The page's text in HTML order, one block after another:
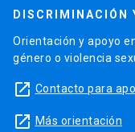
DISCRIMINACIÓN
Orientación y apoyo
género o violencia
launch Contacto para
launch Más orientación